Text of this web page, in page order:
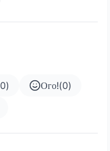
0) Ого!(0)